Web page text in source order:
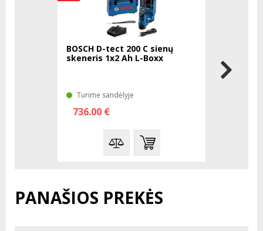
BOSCH D-tect 200 C sienų
skeneris 1x2 Ah L-Boxx
Turime sandėlyje
736.00 €
PANAŠIOS PREKĖS